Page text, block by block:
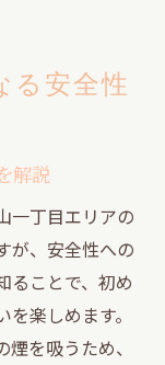
る安全性
解説
一丁目エリアの
が、安全性への
ることで、初め
楽しめます。
を吸うため、